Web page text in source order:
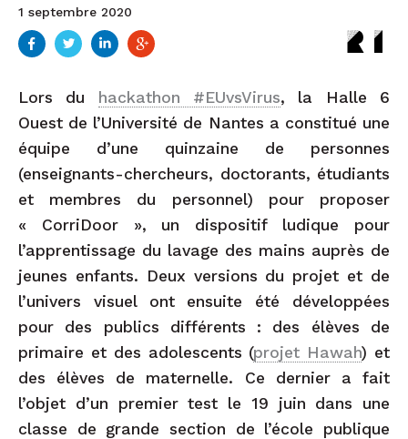
1 septembre 2020
Lors du hackathon #EUvsVirus, la Halle 6
Ouest de l’Université de Nantes a constitué une
équipe d’une quinzaine de personnes
(enseignants-chercheurs, doctorants, étudiants
et membres du personnel) pour proposer
« CorriDoor », un dispositif ludique pour
l’apprentissage du lavage des mains auprès de
jeunes enfants. Deux versions du projet et de
l’univers visuel ont ensuite été développées
pour des publics différents : des élèves de
primaire et des adolescents (projet Hawah) et
des élèves de maternelle. Ce dernier a fait
l’objet d’un premier test le 19 juin dans une
classe de grande section de l’école publique